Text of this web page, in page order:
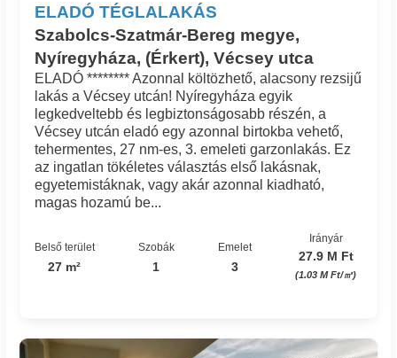
ELADÓ TÉGLALAKÁS
Szabolcs-Szatmár-Bereg megye,
Nyíregyháza, (Érkert), Vécsey utca
ELADÓ ******** Azonnal költözhető, alacsony rezsijű
lakás a Vécsey utcán! Nyíregyháza egyik
legkedveltebb és legbiztonságosabb részén, a
Vécsey utcán eladó egy azonnal birtokba vehető,
tehermentes, 27 nm-es, 3. emeleti garzonlakás. Ez
az ingatlan tökéletes választás első lakásnak,
egyetemistáknak, vagy akár azonnal kiadható,
magas hozamú be...
Belső terület
27 m²
Szobák
1
Emelet
3
Irányár
27.9 M Ft
(1.03 M Ft/㎡)